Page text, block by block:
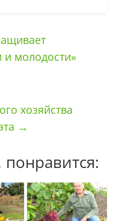
молодости»
хозяйства
→